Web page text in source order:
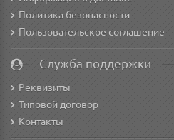
Политика безопасности
Пользовательское соглашение
Служба поддержки
Реквизиты
Типовой договор
Контакты